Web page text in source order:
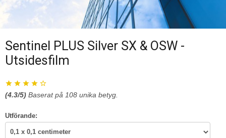
Sentinel PLUS Silver SX & OSW -
Utsidesfilm
(4.3/5) Baserat på 108 unika betyg.
Utförande: